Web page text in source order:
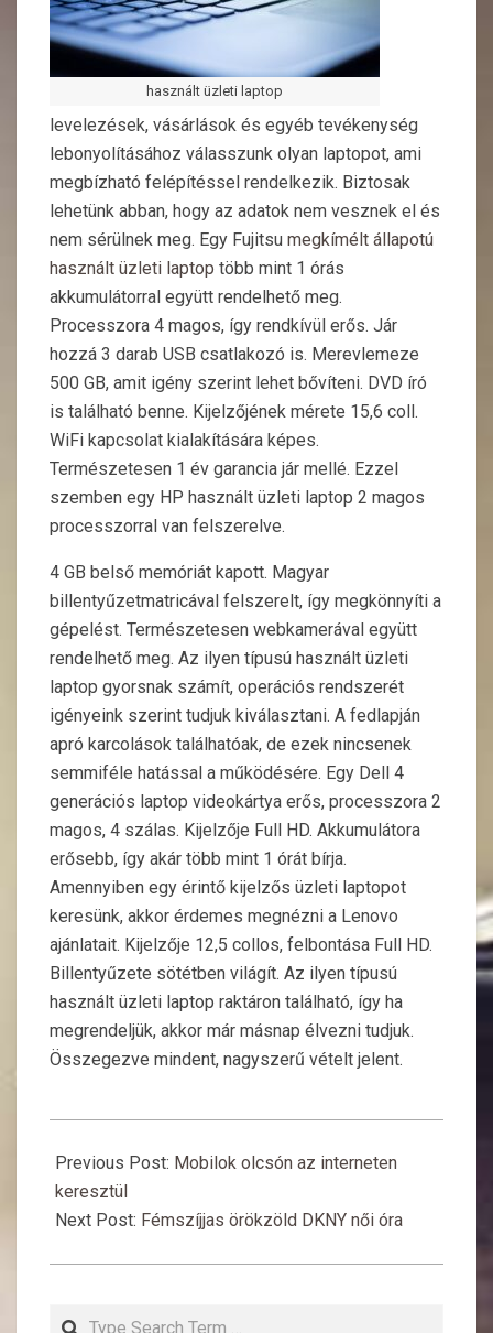
használt üzleti laptop
levelezések, vásárlások és egyéb tevékenység
lebonyolításához válasszunk olyan laptopot, ami
megbízható felépítéssel rendelkezik. Biztosak
lehetünk abban, hogy az adatok nem vesznek el és
nem sérülnek meg. Egy Fujitsu megkímélt állapotú
használt üzleti laptop több mint 1 órás
akkumulátorral együtt rendelhető meg.
Processzora 4 magos, így rendkívül erős. Jár
hozzá 3 darab USB csatlakozó is. Merevlemeze
500 GB, amit igény szerint lehet bővíteni. DVD író
is található benne. Kijelzőjének mérete 15,6 coll.
WiFi kapcsolat kialakítására képes.
Természetesen 1 év garancia jár mellé. Ezzel
szemben egy HP használt üzleti laptop 2 magos
processzorral van felszerelve.
4 GB belső memóriát kapott. Magyar
billentyűzetmatricával felszerelt, így megkönnyíti a
gépelést. Természetesen webkamerával együtt
rendelhető meg. Az ilyen típusú használt üzleti
laptop gyorsnak számít, operációs rendszerét
igényeink szerint tudjuk kiválasztani. A fedlapján
apró karcolások találhatóak, de ezek nincsenek
semmiféle hatással a működésére. Egy Dell 4
generációs laptop videokártya erős, processzora 2
magos, 4 szálas. Kijelzője Full HD. Akkumulátora
erősebb, így akár több mint 1 órát bírja.
Amennyiben egy érintő kijelzős üzleti laptopot
keresünk, akkor érdemes megnézni a Lenovo
ajánlatait. Kijelzője 12,5 collos, felbontása Full HD.
Billentyűzete sötétben világít. Az ilyen típusú
használt üzleti laptop raktáron található, így ha
megrendeljük, akkor már másnap élvezni tudjuk.
Összegezve mindent, nagyszerű vételt jelent.
09-
12
Previous Post: Mobilok olcsón az interneten
keresztül
Next Post: Fémszíjjas örökzöld DKNY női óra
Search